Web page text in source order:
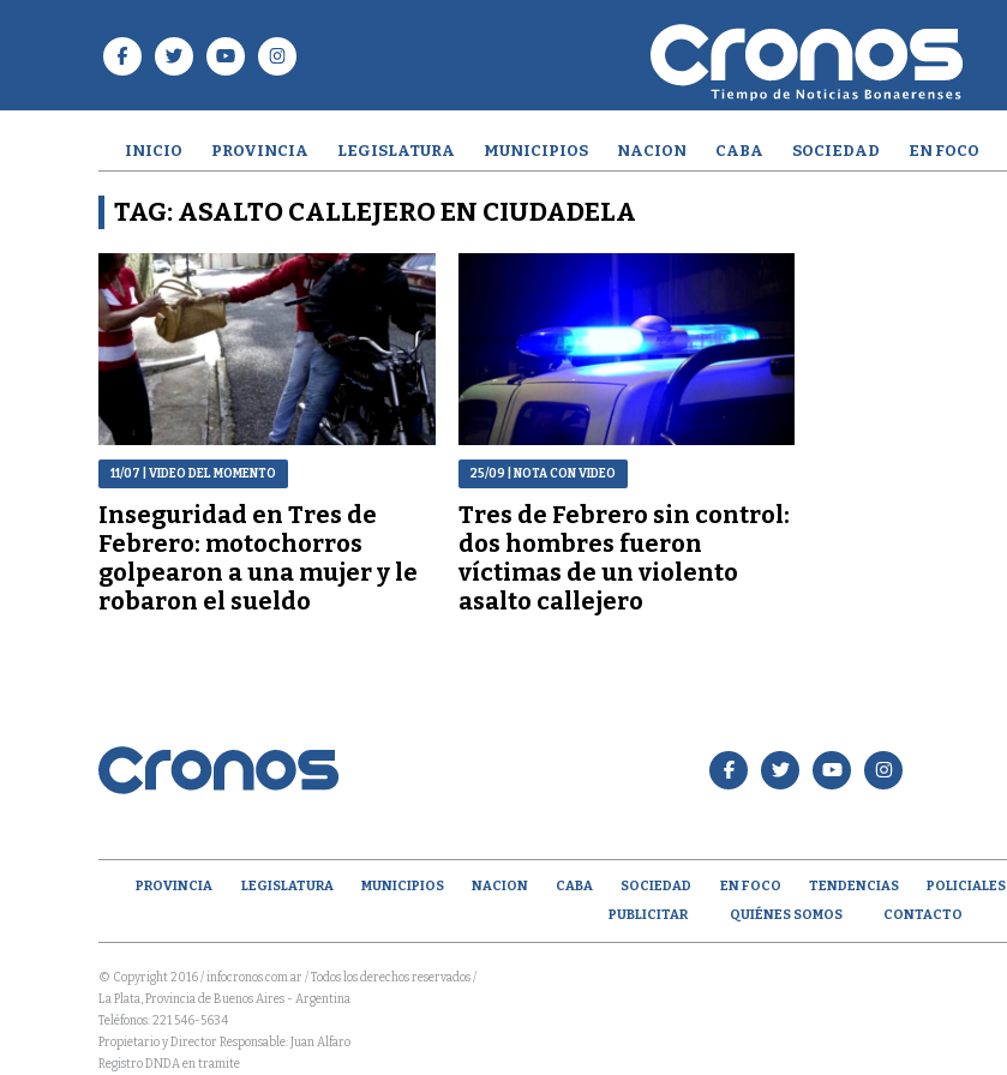
INICIO PROVINCIA LEGISLATURA MUNICIPIOS NACION CABA SOCIEDAD EN FOCO
TAG: ASALTO CALLEJERO EN CIUDADELA
11/07 | VIDEO DEL MOMENTO
Inseguridad en Tres de
Febrero: motochorros
golpearon a una mujer y le
robaron el sueldo
25/09 | NOTA CON VIDEO
Tres de Febrero sin control:
dos hombres fueron
víctimas de un violento
asalto callejero
PROVINCIA LEGISLATURA MUNICIPIOS NACION CABA SOCIEDAD EN FOCO TENDENCIAS POLICIALES
PUBLICITAR
QUIÉNES SOMOS CONTACTO
© Copyright 2016 / infocronos.com.ar / Todos los derechos reservados /
La Plata, Provincia de Buenos Aires - Argentina
Teléfonos: 221 546-5634
Propietario y Director Responsable: Juan Alfaro
Registro DNDA en tramite